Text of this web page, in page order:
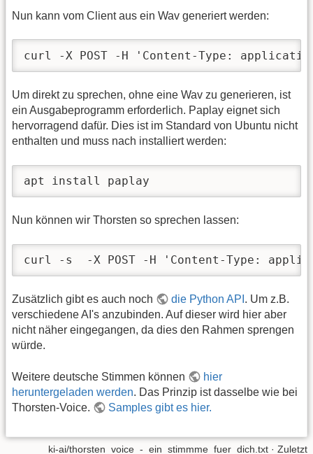
Nun kann vom Client aus ein Wav generiert werden:
curl -X POST -H 'Content-Type:
Um direkt zu sprechen, ohne eine Wav zu generieren, ist
ein Ausgabeprogramm erforderlich. Paplay eignet sich
hervorragend dafür. Dies ist im Standard von Ubuntu nicht
enthalten und muss nach installiert werden:
apt install paplay
Nun können wir Thorsten so sprechen lassen:
curl -s  -X POST -H 'Content-Type:
Zusätzlich gibt es auch noch die Python API . Um z.B.
verschiedene AI's anzubinden. Auf dieser wird hier aber
nicht näher eingegangen, da dies den Rahmen sprengen
würde.
Weitere deutsche Stimmen können
hier
heruntergeladen werden. Das Prinzip ist dasselbe wie bei
Thorsten-Voice.
Samples gibt es hier.
ki-ai/thorsten_voice_-_ein_stimmme_fuer_dich.txt · Zuletzt